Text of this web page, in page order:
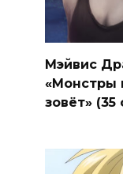
Мэйвис
«Монстры
зовёт» (35